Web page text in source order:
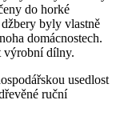
do horké
byly vlastně
domácnostech.
výrobní dílny.
usedlost
ruční